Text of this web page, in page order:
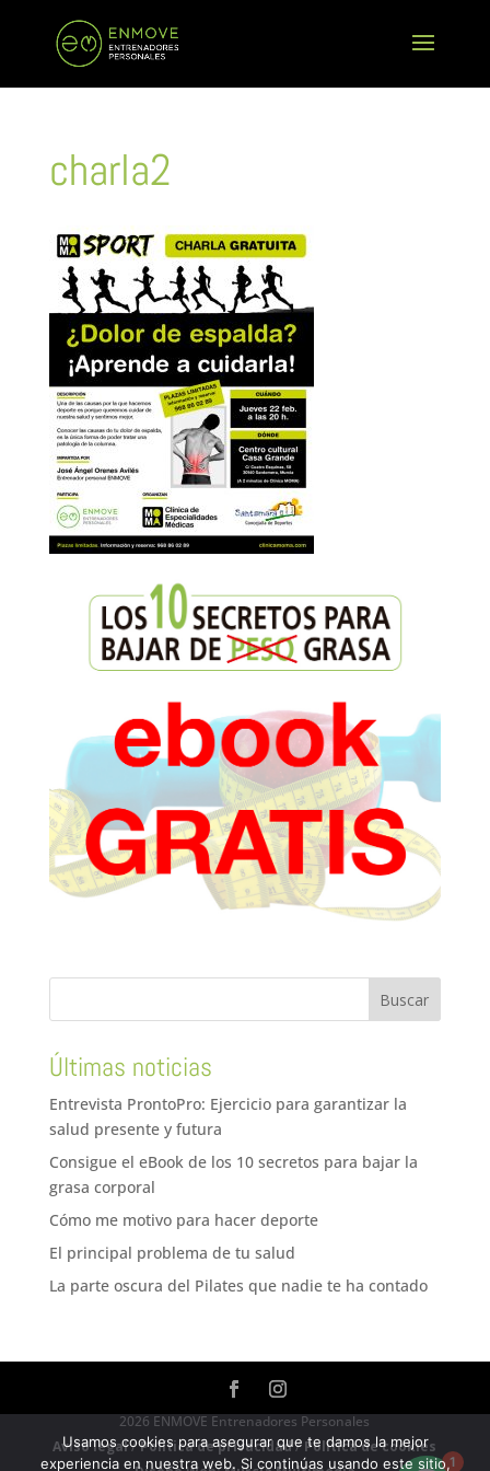
charla2
Últimas noticias
Entrevista ProntoPro: Ejercicio para garantizar la
salud presente y futura
Consigue el eBook de los 10 secretos para bajar la
grasa corporal
Cómo me motivo para hacer deporte
El principal problema de tu salud
La parte oscura del Pilates que nadie te ha contado
2026 ENMOVE Entrenadores Personales
Aviso legal/Política de privacidad/Política de cookies
1
Usamos cookies para asegurar que te damos la mejor
experiencia en nuestra web. Si continúas usando este sitio,